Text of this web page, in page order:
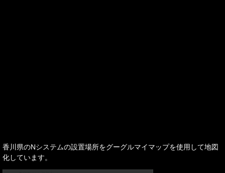
香川県のNシステムの設置場所をグーグルマイマップを使用して地図
化しています。